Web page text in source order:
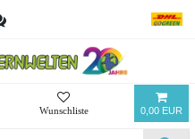
0,00 EUR